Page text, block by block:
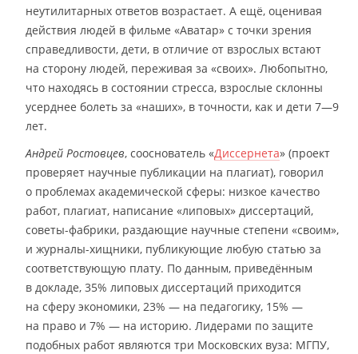
неутилитарных ответов возрастает. А ещё, оценивая
действия людей в фильме «Аватар» с точки зрения
справедливости, дети, в отличие от взрослых встают
на сторону людей, переживая за «своих». Любопытно,
что находясь в состоянии стресса, взрослые склонны
усерднее болеть за «наших», в точности, как и дети 7—9
лет.
Андрей Ростовцев, сооснователь «Диссернета» (проект
проверяет научные публикации на плагиат), говорил
о проблемах академической сферы: низкое качество
работ, плагиат, написание «липовых» диссертаций,
советы-фабрики, раздающие научные степени «своим»,
и журналы-хищники, публикующие любую статью за
соответствующую плату. По данным, приведённым
в докладе, 35% липовых диссертаций приходится
на сферу экономики, 23% — на педагогику, 15% —
на право и 7% — на историю. Лидерами по защите
подобных работ являются три Московских вуза: МГПУ,